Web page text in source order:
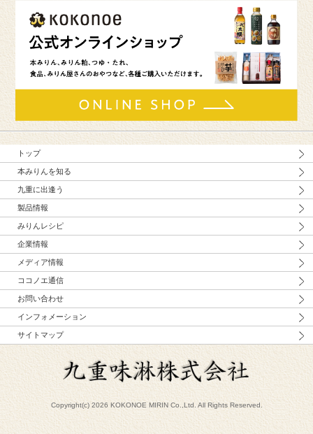
トップ
本みりんを知る
九重に出逢う
製品情報
みりんレシピ
企業情報
メディア情報
ココノエ通信
お問い合わせ
インフォメーション
サイトマップ
Copyright(c) 2026 KOKONOE MIRIN Co.,Ltd. All Rights Reserved.